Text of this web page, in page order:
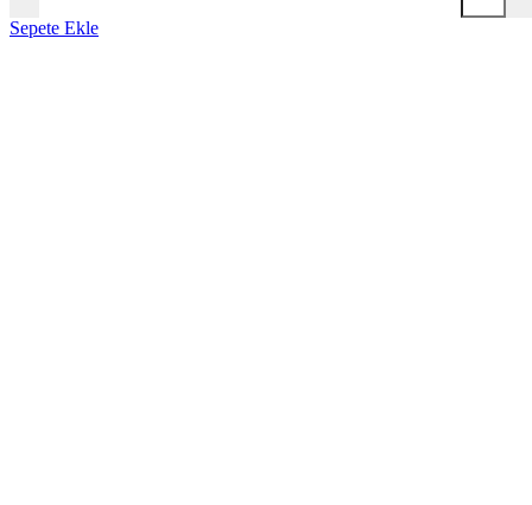
Sepete Ekle